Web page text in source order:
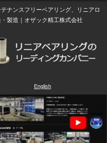
ナンスフリーベアリング、リニアロ
製造｜オザック精工株式会社
English